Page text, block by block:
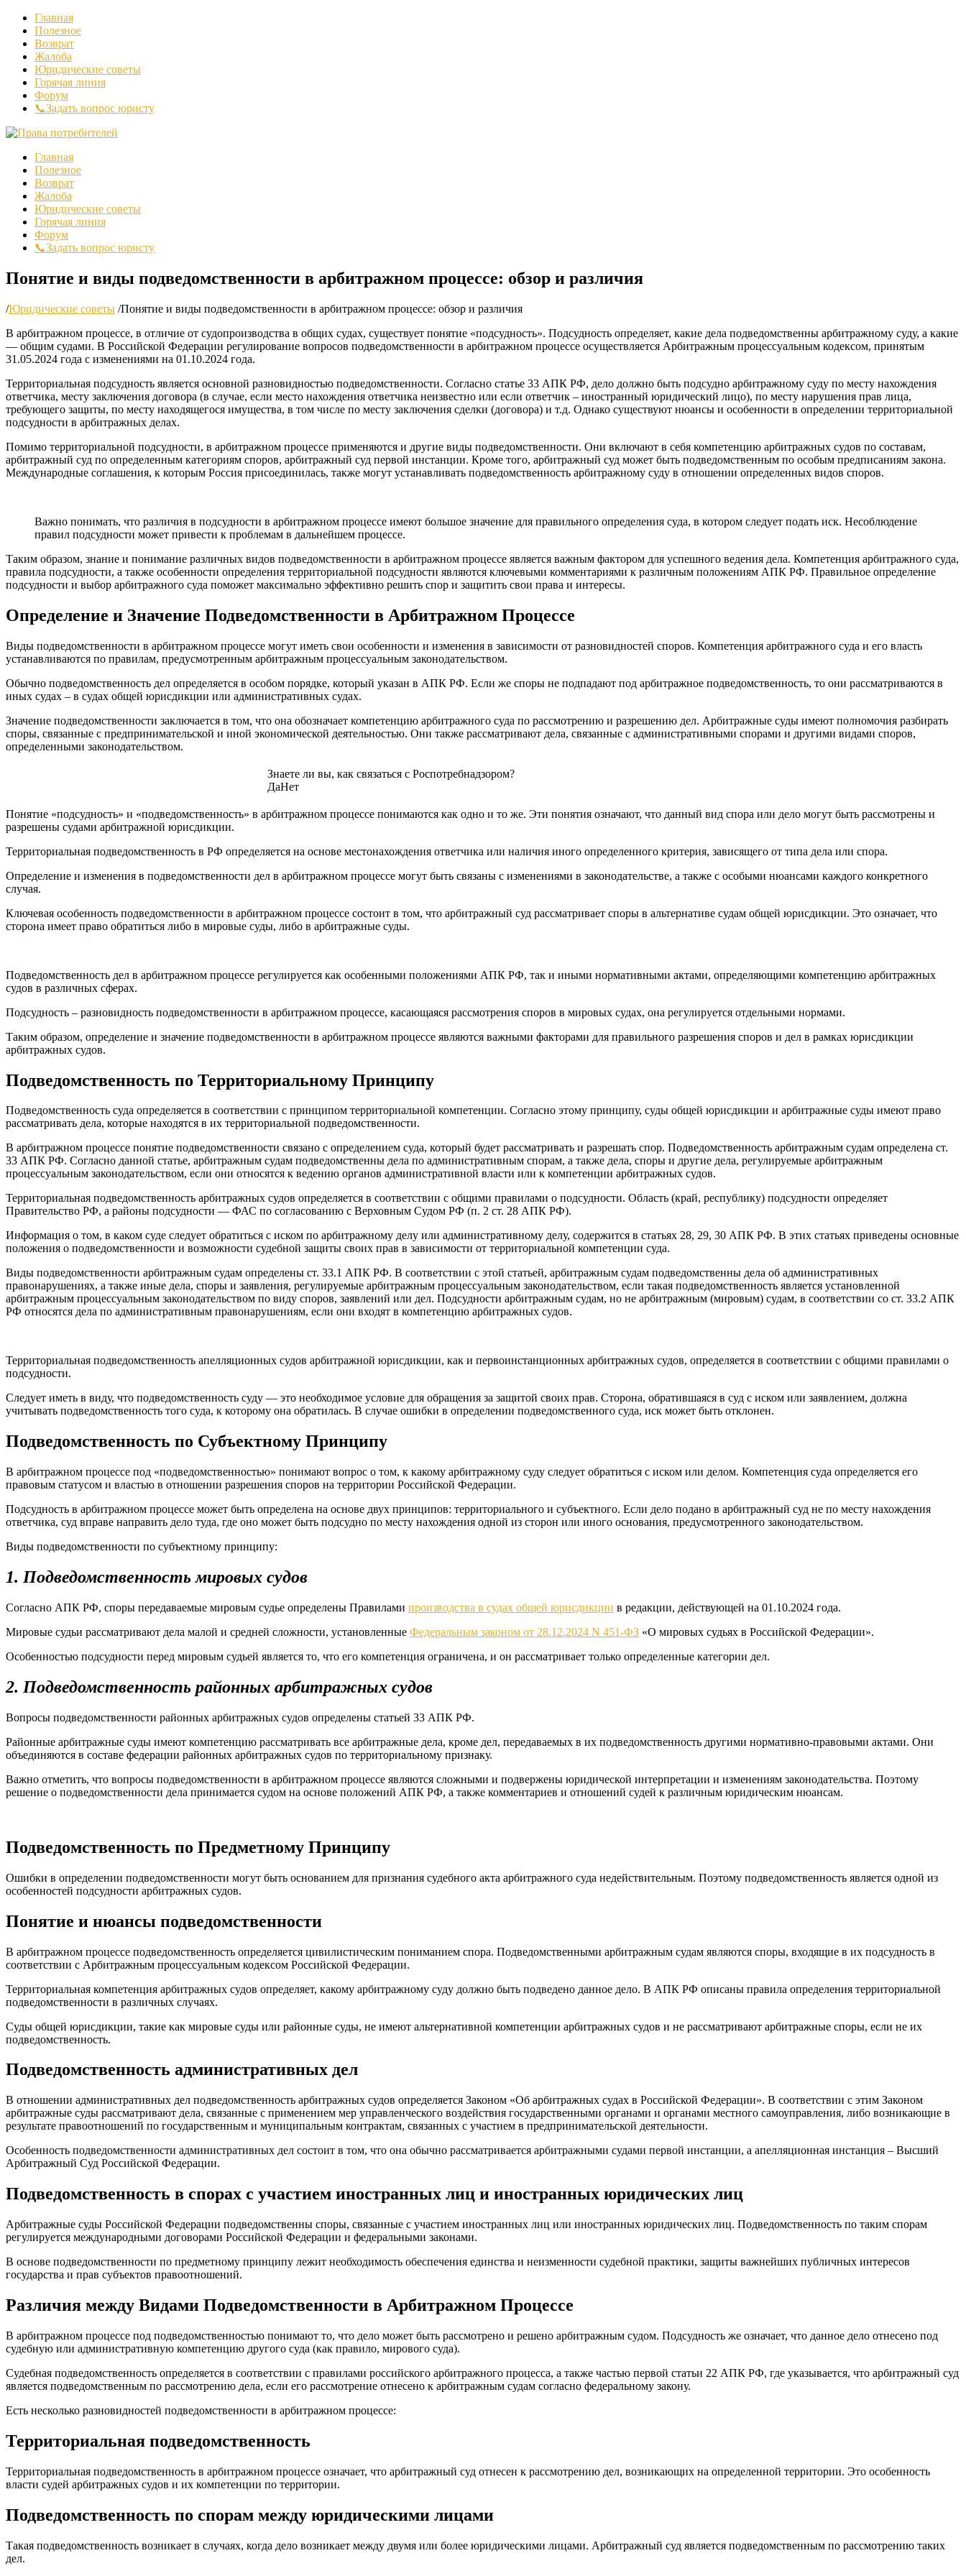
Главная
Полезное
Возврат
Жалоба
Юридические советы
Горячая линия
Форум
📞Задать вопрос юристу
Главная
Полезное
Возврат
Жалоба
Юридические советы
Горячая линия
Форум
📞Задать вопрос юристу
Понятие и виды подведомственности в арбитражном процессе: обзор и различия
/Юридические советы /Понятие и виды подведомственности в арбитражном процессе: обзор и различия
В арбитражном процессе, в отличие от судопроизводства в общих судах, существует понятие «подсудность». Подсудность определяет, какие дела подведомственны арбитражному суду, а какие
— общим судами. В Российской Федерации регулирование вопросов подведомственности в арбитражном процессе осуществляется Арбитражным процессуальным кодексом, принятым
31.05.2024 года с изменениями на 01.10.2024 года.
Территориальная подсудность является основной разновидностью подведомственности. Согласно статье 33 АПК РФ, дело должно быть подсудно арбитражному суду по месту нахождения
ответчика, месту заключения договора (в случае, если место нахождения ответчика неизвестно или если ответчик – иностранный юридический лицо), по месту нарушения прав лица,
требующего защиты, по месту находящегося имущества, в том числе по месту заключения сделки (договора) и т.д. Однако существуют нюансы и особенности в определении территориальной
подсудности в арбитражных делах.
Помимо территориальной подсудности, в арбитражном процессе применяются и другие виды подведомственности. Они включают в себя компетенцию арбитражных судов по составам,
арбитражный суд по определенным категориям споров, арбитражный суд первой инстанции. Кроме того, арбитражный суд может быть подведомственным по особым предписаниям закона.
Международные соглашения, к которым Россия присоединилась, также могут устанавливать подведомственность арбитражному суду в отношении определенных видов споров.
Важно понимать, что различия в подсудности в арбитражном процессе имеют большое значение для правильного определения суда, в котором следует подать иск. Несоблюдение
правил подсудности может привести к проблемам в дальнейшем процессе.
Таким образом, знание и понимание различных видов подведомственности в арбитражном процессе является важным фактором для успешного ведения дела. Компетенция арбитражного суда,
правила подсудности, а также особенности определения территориальной подсудности являются ключевыми комментариями к различным положениям АПК РФ. Правильное определение
подсудности и выбор арбитражного суда поможет максимально эффективно решить спор и защитить свои права и интересы.
Определение и Значение Подведомственности в Арбитражном Процессе
Виды подведомственности в арбитражном процессе могут иметь свои особенности и изменения в зависимости от разновидностей споров. Компетенция арбитражного суда и его власть
устанавливаются по правилам, предусмотренным арбитражным процессуальным законодательством.
Обычно подведомственность дел определяется в особом порядке, который указан в АПК РФ. Если же споры не подпадают под арбитражное подведомственность, то они рассматриваются в
иных судах – в судах общей юрисдикции или административных судах.
Значение подведомственности заключается в том, что она обозначает компетенцию арбитражного суда по рассмотрению и разрешению дел. Арбитражные суды имеют полномочия разбирать
споры, связанные с предпринимательской и иной экономической деятельностью. Они также рассматривают дела, связанные с административными спорами и другими видами споров,
определенными законодательством.
Знаете ли вы, как связаться с Роспотребнадзором?
ДаНет
Понятие «подсудность» и «подведомственность» в арбитражном процессе понимаются как одно и то же. Эти понятия означают, что данный вид спора или дело могут быть рассмотрены и
разрешены судами арбитражной юрисдикции.
Территориальная подведомственность в РФ определяется на основе местонахождения ответчика или наличия иного определенного критерия, зависящего от типа дела или спора.
Определение и изменения в подведомственности дел в арбитражном процессе могут быть связаны с изменениями в законодательстве, а также с особыми нюансами каждого конкретного
случая.
Ключевая особенность подведомственности в арбитражном процессе состоит в том, что арбитражный суд рассматривает споры в альтернативе судам общей юрисдикции. Это означает, что
сторона имеет право обратиться либо в мировые суды, либо в арбитражные суды.
Подведомственность дел в арбитражном процессе регулируется как особенными положениями АПК РФ, так и иными нормативными актами, определяющими компетенцию арбитражных
судов в различных сферах.
Подсудность – разновидность подведомственности в арбитражном процессе, касающаяся рассмотрения споров в мировых судах, она регулируется отдельными нормами.
Таким образом, определение и значение подведомственности в арбитражном процессе являются важными факторами для правильного разрешения споров и дел в рамках юрисдикции
арбитражных судов.
Подведомственность по Территориальному Принципу
Подведомственность суда определяется в соответствии с принципом территориальной компетенции. Согласно этому принципу, суды общей юрисдикции и арбитражные суды имеют право
рассматривать дела, которые находятся в их территориальной подведомственности.
В арбитражном процессе понятие подведомственности связано с определением суда, который будет рассматривать и разрешать спор. Подведомственность арбитражным судам определена ст.
33 АПК РФ. Согласно данной статье, арбитражным судам подведомственны дела по административным спорам, а также дела, споры и другие дела, регулируемые арбитражным
процессуальным законодательством, если они относятся к ведению органов административной власти или к компетенции арбитражных судов.
Территориальная подведомственность арбитражных судов определяется в соответствии с общими правилами о подсудности. Область (край, республику) подсудности определяет
Правительство РФ, а районы подсудности — ФАС по согласованию с Верховным Судом РФ (п. 2 ст. 28 АПК РФ).
Информация о том, в каком суде следует обратиться с иском по арбитражному делу или административному делу, содержится в статьях 28, 29, 30 АПК РФ. В этих статьях приведены основные
положения о подведомственности и возможности судебной защиты своих прав в зависимости от территориальной компетенции суда.
Виды подведомственности арбитражным судам определены ст. 33.1 АПК РФ. В соответствии с этой статьей, арбитражным судам подведомственны дела об административных
правонарушениях, а также иные дела, споры и заявления, регулируемые арбитражным процессуальным законодательством, если такая подведомственность является установленной
арбитражным процессуальным законодательством по виду споров, заявлений или дел. Подсудности арбитражным судам, но не арбитражным (мировым) судам, в соответствии со ст. 33.2 АПК
РФ относятся дела по административным правонарушениям, если они входят в компетенцию арбитражных судов.
Территориальная подведомственность апелляционных судов арбитражной юрисдикции, как и первоинстанционных арбитражных судов, определяется в соответствии с общими правилами о
подсудности.
Следует иметь в виду, что подведомственность суду — это необходимое условие для обращения за защитой своих прав. Сторона, обратившаяся в суд с иском или заявлением, должна
учитывать подведомственность того суда, к которому она обратилась. В случае ошибки в определении подведомственного суда, иск может быть отклонен.
Подведомственность по Субъектному Принципу
В арбитражном процессе под «подведомственностью» понимают вопрос о том, к какому арбитражному суду следует обратиться с иском или делом. Компетенция суда определяется его
правовым статусом и властью в отношении разрешения споров на территории Российской Федерации.
Подсудность в арбитражном процессе может быть определена на основе двух принципов: территориального и субъектного. Если дело подано в арбитражный суд не по месту нахождения
ответчика, суд вправе направить дело туда, где оно может быть подсудно по месту нахождения одной из сторон или иного основания, предусмотренного законодательством.
Виды подведомственности по субъектному принципу:
1. Подведомственность мировых судов
Согласно АПК РФ, споры передаваемые мировым судье определены Правилами производства в судах общей юрисдикции в редакции, действующей на 01.10.2024 года.
Мировые судьи рассматривают дела малой и средней сложности, установленные Федеральным законом от 28.12.2024 N 451-ФЗ «О мировых судьях в Российской Федерации».
Особенностью подсудности перед мировым судьей является то, что его компетенция ограничена, и он рассматривает только определенные категории дел.
2. Подведомственность районных арбитражных судов
Вопросы подведомственности районных арбитражных судов определены статьей 33 АПК РФ.
Районные арбитражные суды имеют компетенцию рассматривать все арбитражные дела, кроме дел, передаваемых в их подведомственность другими нормативно-правовыми актами. Они
объединяются в составе федерации районных арбитражных судов по территориальному признаку.
Важно отметить, что вопросы подведомственности в арбитражном процессе являются сложными и подвержены юридической интерпретации и изменениям законодательства. Поэтому
решение о подведомственности дела принимается судом на основе положений АПК РФ, а также комментариев и отношений судей к различным юридическим нюансам.
Подведомственность по Предметному Принципу
Ошибки в определении подведомственности могут быть основанием для признания судебного акта арбитражного суда недействительным. Поэтому подведомственность является одной из
особенностей подсудности арбитражных судов.
Понятие и нюансы подведомственности
В арбитражном процессе подведомственность определяется цивилистическим пониманием спора. Подведомственными арбитражным судам являются споры, входящие в их подсудность в
соответствии с Арбитражным процессуальным кодексом Российской Федерации.
Территориальная компетенция арбитражных судов определяет, какому арбитражному суду должно быть подведено данное дело. В АПК РФ описаны правила определения территориальной
подведомственности в различных случаях.
Суды общей юрисдикции, такие как мировые суды или районные суды, не имеют альтернативной компетенции арбитражных судов и не рассматривают арбитражные споры, если не их
подведомственность.
Подведомственность административных дел
В отношении административных дел подведомственность арбитражных судов определяется Законом «Об арбитражных судах в Российской Федерации». В соответствии с этим Законом
арбитражные суды рассматривают дела, связанные с применением мер управленческого воздействия государственными органами и органами местного самоуправления, либо возникающие в
результате правоотношений по государственным и муниципальным контрактам, связанных с участием в предпринимательской деятельности.
Особенность подведомственности административных дел состоит в том, что она обычно рассматривается арбитражными судами первой инстанции, а апелляционная инстанция – Высший
Арбитражный Суд Российской Федерации.
Подведомственность в спорах с участием иностранных лиц и иностранных юридических лиц
Арбитражные суды Российской Федерации подведомственны споры, связанные с участием иностранных лиц или иностранных юридических лиц. Подведомственность по таким спорам
регулируется международными договорами Российской Федерации и федеральными законами.
В основе подведомственности по предметному принципу лежит необходимость обеспечения единства и неизменности судебной практики, защиты важнейших публичных интересов
государства и прав субъектов правоотношений.
Различия между Видами Подведомственности в Арбитражном Процессе
В арбитражном процессе под подведомственностью понимают то, что дело может быть рассмотрено и решено арбитражным судом. Подсудность же означает, что данное дело отнесено под
судебную или административную компетенцию другого суда (как правило, мирового суда).
Судебная подведомственность определяется в соответствии с правилами российского арбитражного процесса, а также частью первой статьи 22 АПК РФ, где указывается, что арбитражный суд
является подведомственным по рассмотрению дела, если его рассмотрение отнесено к арбитражным судам согласно федеральному закону.
Есть несколько разновидностей подведомственности в арбитражном процессе:
Территориальная подведомственность
Территориальная подведомственность в арбитражном процессе означает, что арбитражный суд отнесен к рассмотрению дел, возникающих на определенной территории. Это особенность
власти судей арбитражных судов и их компетенции по территории.
Подведомственность по спорам между юридическими лицами
Такая подведомственность возникает в случаях, когда дело возникает между двумя или более юридическими лицами. Арбитражный суд является подведомственным по рассмотрению таких
дел.